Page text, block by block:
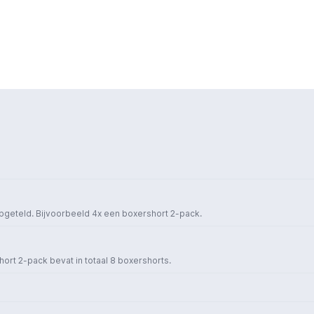
Bijvoorbeeld 4x een boxershort 2-pack.
2-pack bevat in totaal 8 boxershorts.